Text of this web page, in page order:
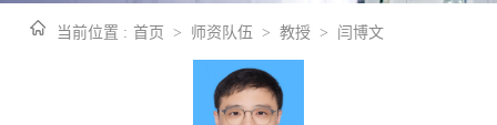
当前位置 : 首页 > 师资队伍 > 教授 > 闫博文